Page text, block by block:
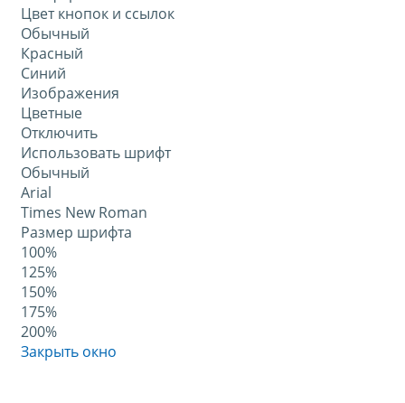
Цвет кнопок и ссылок
Обычный
Красный
Синий
Изображения
Цветные
Отключить
Использовать шрифт
Обычный
Arial
Times New Roman
Размер шрифта
100%
125%
150%
175%
200%
Закрыть окно